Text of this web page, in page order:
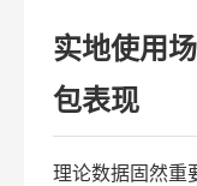
实地使用
包表现
理论数据固然重